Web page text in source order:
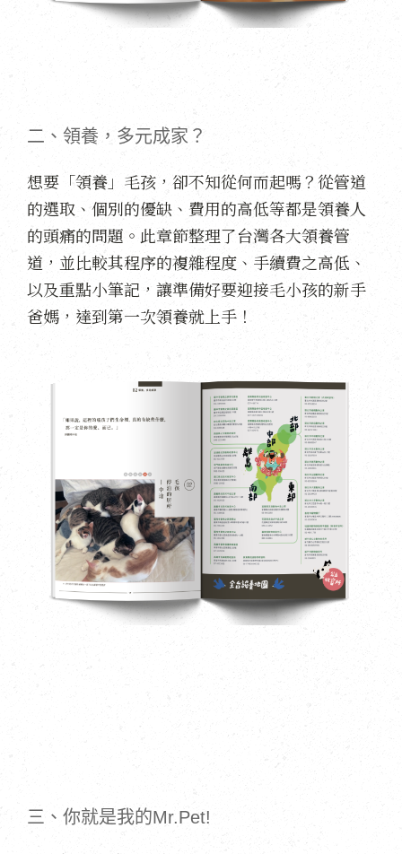
二、領養，多元成家？
想要「領養」毛孩，卻不知從何而起嗎？從管道
的選取、個別的優缺、費用的高低等都是領養人
的頭痛的問題。此章節整理了台灣各大領養管
道，並比較其程序的複雜程度、手續費之高低、
以及重點小筆記，讓準備好要迎接毛小孩的新手
爸媽，達到第一次領養就上手！
三、你就是我的Mr.Pet!